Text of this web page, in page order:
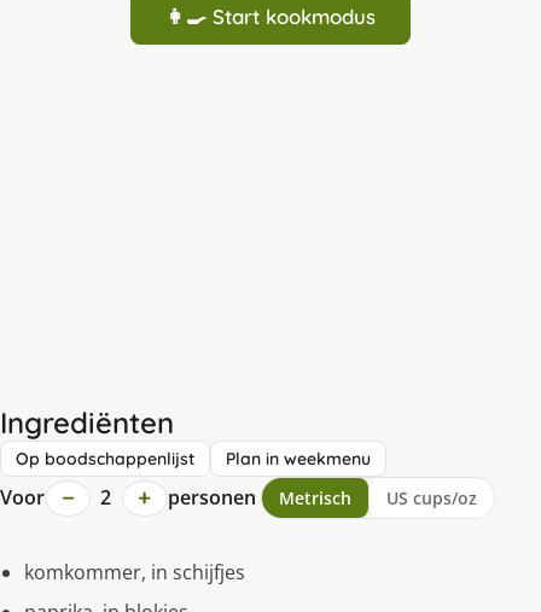
👩‍🍳 Start kookmodus
Ingrediënten
Op boodschappenlijst Plan in weekmenu
Voor − 2 + personen Metrisch US cups/oz
komkommer, in schijfjes